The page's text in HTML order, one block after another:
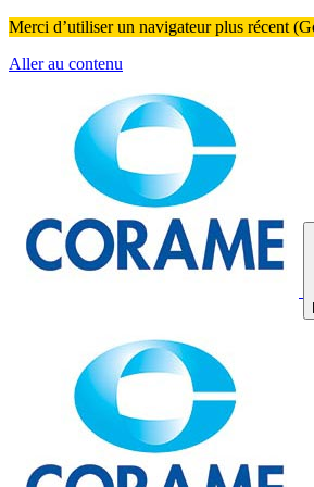
Merci d’utiliser un navigateur plus récent
Aller au contenu